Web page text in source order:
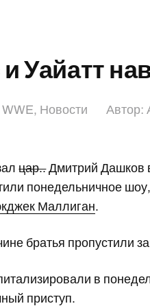
Уайатт
WWE, Новости Автор:
цар..Дмитрий Дашков
понедельничное
Маллиган.
братья пропустили
в
приступ.